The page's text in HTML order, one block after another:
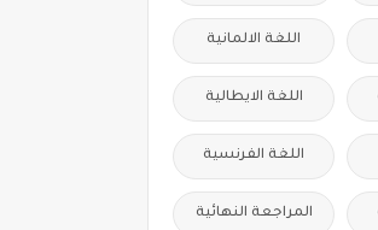
اللغة الالمانية
اللغة الايطالية
اللغة الفرنسية
المراجعة النهائية